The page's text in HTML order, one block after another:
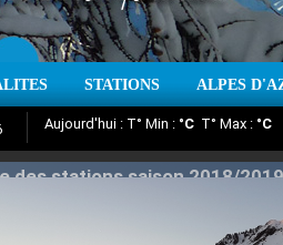
STATIONS ALPES
Iso à 0° :m Neige sur 12 heures : cm